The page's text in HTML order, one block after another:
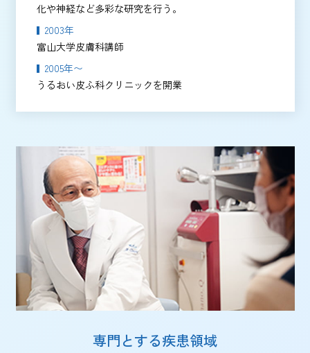
化や神経など多彩な研究を行う。
2003年
富山大学皮膚科講師
2005年〜
うるおい皮ふ科クリニックを開業
専門とする疾患領域